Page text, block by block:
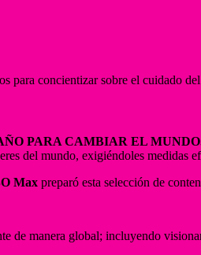
para concientizar sobre el cuidado
PARA CAMBIAR EL
del mundo, exigiéndoles medidas
Max preparó esta selección de
de manera global; incluyendo